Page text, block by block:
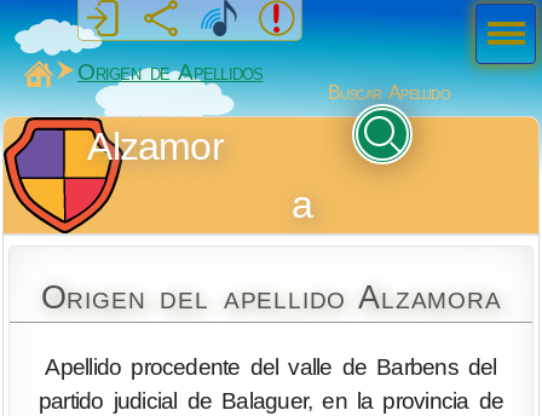
MiSabueso
Origen de Apellidos
Buscar Apellido
Alzamor
a
Origen del apellido Alzamora
Apellido procedente del valle de Barbens del
partido judicial de Balaguer, en la provincia de
Men
ú